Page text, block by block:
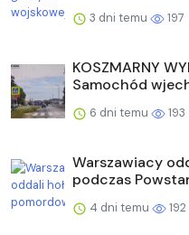
3 dni temu 197
KOSZMARNY
Samochód
6 dni temu 193
Warszawiacy
podczas
4 dni temu 192